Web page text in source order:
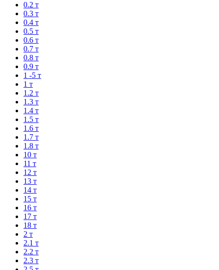
0.2 т
0.3 т
0.4 т
0.5 т
0.6 т
0.7 т
0.8 т
0.9 т
1 -5 т
1 т
1.2 т
1.3 т
1.4 т
1.5 т
1.6 т
1.7 т
1.8 т
10 т
11 т
12 т
13 т
14 т
15 т
16 т
17 т
18 т
2 т
2.1 т
2.2 т
2.3 т